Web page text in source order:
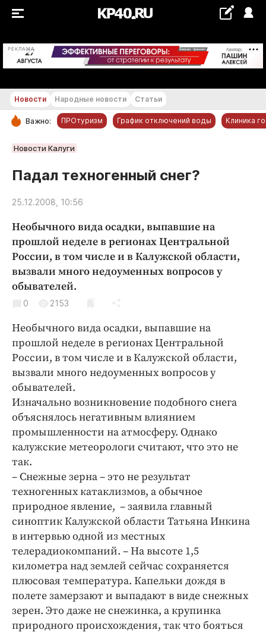
РЕКЛАМА +20...+21 °С
РУБРИКИ
Новости компаний
Статьи
Авто и транспорт
Благоустройство
Криминал
Культура
Недвижимость и ЖКХ
Образование
Общество
Погода
Праздники
Происшествия
Спорт
Экономика и бизнес
Блоги
Медиаперсона
Интересное чтиво
Клиника года
Бренд года
Работодатель года
Новости Народные новости Статьи
Важно: ПРОтуризм График отключений воды Клиника
Новости Калуги
Падал техногенный снег?
25.12.2008, 10:56
Необычного вида осадки, выпавшие на
прошлой неделе в регионах Центральной
России, в том числе и в Калужской области,
вызвали много недоуменных вопросов у
обывателей.
0 2153
Необычного вида осадки, выпавшие на
прошлой неделе в регионах Центральной
России, в том числе и в Калужской области,
вызвали много недоуменных вопросов у
обывателей.
Изначально возникновение подобного снега
объяснялось негативным влиянием
промышленности на атмосферу. Однако
калужские метеорологи считают, что это не
так.
– Снежные зерна – это не результат
техногенных катаклизмов, а обычное
природное явление, – заявила главный
синоптик Калужской области Татьяна Инкина
в интервью одной из местных
телерадиокомпаний. – На высоте 1,5
километра над землей сейчас сохраняется
плюсовая температура. Капельки дождя в
полете замерзают и выпадают в виде снежных
зерен. Это даже не снежинка, а крупинка
природного происхождения, так что бояться